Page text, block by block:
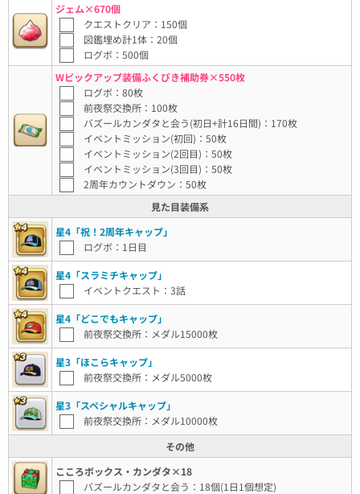
ジェム×670個
クエストクリア：150個
図鑑埋め計1体：20個
ログボ：500個
Wピックアップ装備ふくびき補助券×550枚
ログボ：80枚
前夜祭交換所：100枚
バズールカンダタと会う(初日+計16日間)：170枚
イベントミッション(初回)：50枚
イベントミッション(2回目)：50枚
イベントミッション(3回目)：50枚
2周年カウントダウン：50枚
見た目装備系
星4「祝！2周年キャップ」
ログボ：1日目
星4「スラミチキャップ」
イベントクエスト：3話
星4「どこでもキャップ」
前夜祭交換所：メダル15000枚
星3「ほこらキャップ」
前夜祭交換所：メダル5000枚
星3「スペシャルキャップ」
前夜祭交換所：メダル10000枚
その他
こころボックス・カンダタ×18
バズールカンダタと会う：18個(1日1個想定)